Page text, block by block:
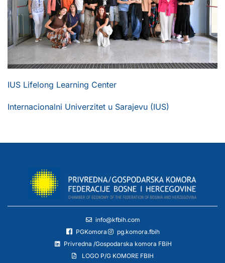
IUS Lifelong Learning Center
Internacionalni Univerzitet u Sarajevu (IUS)
info@kfbih.com
PGKomora
pg.komora.fbih
Privredna /Gospodarska komora FBiH
LOGO P/G KOMORE FBIH